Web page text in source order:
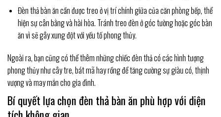
Đèn thả bàn ăn cần được treo ở vị trí chính giữa của căn phòng bếp, thể
hiện sự cân bằng và hài hòa. Tránh treo đèn ở góc tường hoặc góc bàn
ăn vì sẽ gây xung đột với yếu tố phong thủy.
Ngoài ra, bạn cũng có thể thêm những chiếc đèn thả có các hình tượng
phong thủy như cây tre, bát mã hay rồng để tăng cường sự giàu có, thịnh
vượng và may mắn cho gia đình.
Bí quyết lựa chọn đèn thả bàn ăn phù hợp với diện